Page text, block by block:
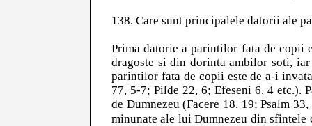
138. Care sunt principalele datorii ale
Prima datorie a parintilor fata de copii
dragoste si din dorinta ambilor soti,
parintilor fata de copii este de a-i
77, 5-7; Pilde 22, 6; Efeseni 6, 4 etc.).
de Dumnezeu (Facere 18, 19; Psalm
minunate ale lui Dumnezeu din